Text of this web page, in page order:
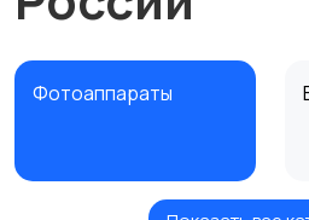
Фотоаппараты